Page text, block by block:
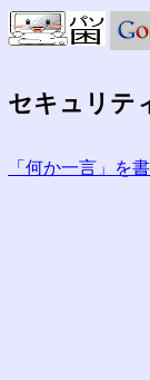
セキュリテ
「何か一言」を書